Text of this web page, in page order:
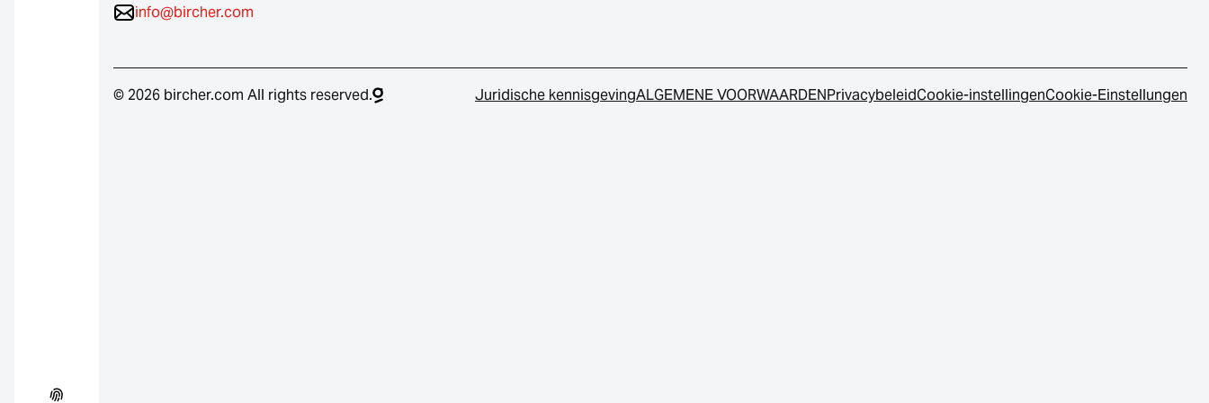
info@bircher.com
© 2026 bircher.com All rights reserved. Juridische kennisgevingALGEMENE VOORWAARDENPrivacybeleidCookie-instellingenCookie-Einstellungen